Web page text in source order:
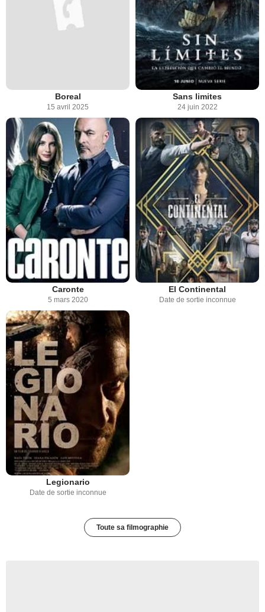
Boreal
15 avril 2025
Sans limites
24 juin 2022
Caronte
5 mars 2020
El Continental
Date de sortie inconnue
Legionario
Date de sortie inconnue
Toute sa filmographie